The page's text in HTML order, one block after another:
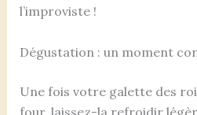
l’improviste !
Dégustation : un moment
Une fois votre galette des
four, laissez-la refroidir